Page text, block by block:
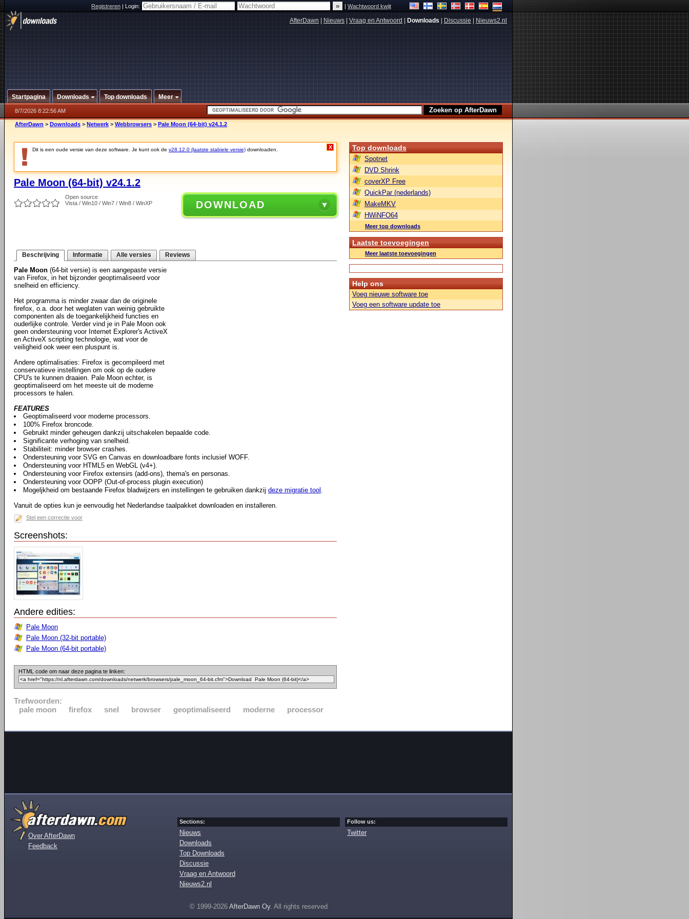
Registreren|Login: |Wachtwoord kwijt
AfterDawn Nieuws Vraag en Antwoord Downloads Discussie Nieuws2.nl
Startpagina Downloads Top downloads Meer
8/7/2026 8:22:56 AM
AfterDawn > Downloads > Netwerk > Webbrowsers > Pale Moon (64-bit) v24.1.2
Dit is een oude versie van deze software. Je kunt ook de v28.12.0 (laatste stabiele versie) downloaden. X
Pale Moon (64-bit) v24.1.2
Open source
Vista / Win10 / Win7 / Win8 / WinXP
DOWNLOAD
Beschrijving Informatie Alle versies Reviews
Pale Moon (64-bit versie) is een aangepaste versie
van Firefox, in het bijzonder geoptimaliseerd voor
snelheid en efficiency.
Het programma is minder zwaar dan de originele
firefox, o.a. door het weglaten van weinig gebruikte
componenten als de toegankelijkheid functies en
ouderlijke controle. Verder vind je in Pale Moon ook
geen ondersteuning voor Internet Explorer's ActiveX
en ActiveX scripting technologie, wat voor de
veiligheid ook weer een pluspunt is.
Andere optimalisaties: Firefox is gecompileerd met
conservatieve instellingen om ook op de oudere
CPU's te kunnen draaien. Pale Moon echter, is
geoptimaliseerd om het meeste uit de moderne
processors te halen.
FEATURES
Geoptimaliseerd voor moderne processors.
100% Firefox broncode.
Gebruikt minder geheugen dankzij uitschakelen bepaalde code.
Significante verhoging van snelheid.
Stabiliteit: minder browser crashes.
Ondersteuning voor SVG en Canvas en downloadbare fonts inclusief WOFF.
Ondersteuning voor HTML5 en WebGL (v4+).
Ondersteuning voor Firefox extensirs (add-ons), thema's en personas.
Ondersteuning voor OOPP (Out-of-process plugin execution)
Mogeljkheid om bestaande Firefox bladwijzers en instellingen te gebruiken dankzij deze migratie tool .
Vanuit de opties kun je eenvoudig het Nederlandse taalpakket downloaden en installeren.
Stel een correctie voor
Screenshots:
Andere edities:
Pale Moon
Pale Moon (32-bit portable)
Pale Moon (64-bit portable)
HTML code om naar deze pagina te linken:
Trefwoorden:
pale moon
firefox snel browser geoptimaliseerd moderne processor
Top downloads
Spotnet
DVD Shrink
coverXP Free
QuickPar (nederlands)
MakeMKV
HWiNFO64
Meer top downloads
Laatste toevoegingen
Meer laatste toevoegingen
Help ons
Voeg nieuwe software toe
Voeg een software update toe
Over AfterDawn
Feedback
Sections:
Nieuws
Downloads
Top Downloads
Discussie
Vraag en Antwoord
Nieuws2.nl
Follow us:
Twitter
© 1999-2026 AfterDawn Oy. All rights reserved